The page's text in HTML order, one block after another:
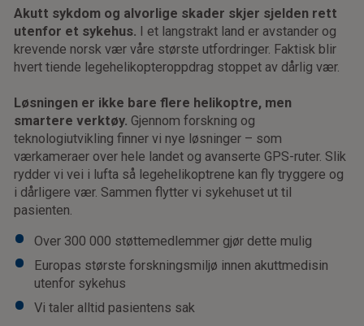
Akutt sykdom og alvorlige skader skjer sjelden rett
utenfor et sykehus. I et langstrakt land er avstander og
krevende norsk vær våre største utfordringer. Faktisk blir
hvert tiende legehelikopteroppdrag stoppet av dårlig vær.
Løsningen er ikke bare flere helikoptre, men
smartere verktøy. Gjennom forskning og
teknologiutvikling finner vi nye løsninger – som
værkameraer over hele landet og avanserte GPS-ruter. Slik
rydder vi vei i lufta så legehelikoptrene kan fly tryggere og
i dårligere vær. Sammen flytter vi sykehuset ut til
pasienten.
Over 300 000 støttemedlemmer gjør dette mulig
Europas største forskningsmiljø innen akuttmedisin
utenfor sykehus
Vi taler alltid pasientens sak